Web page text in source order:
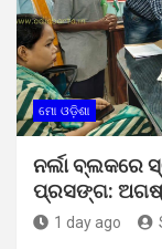
ମୋ ଓଡ଼ିଶା
ନର୍ଲା ବ୍ଲକରେ
ପ୍ରସଙ୍ଗ:
1 day ago